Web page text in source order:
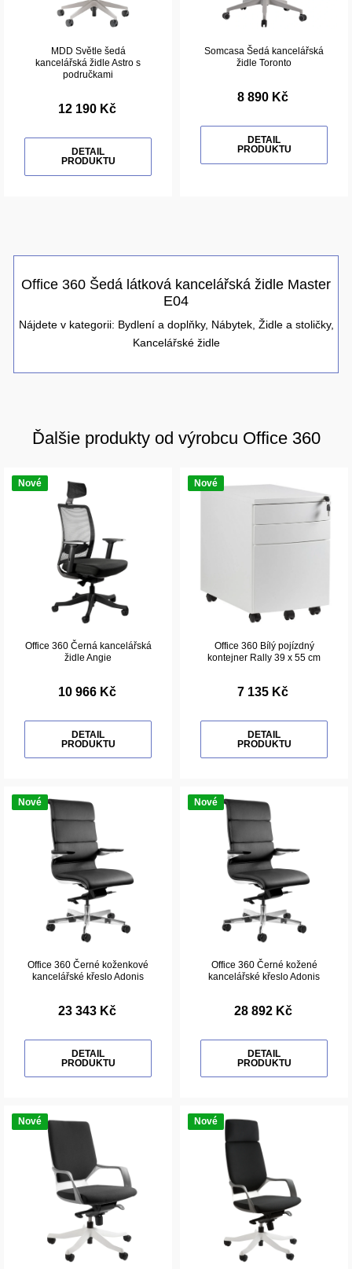
MDD Světle šedá
kancelářská židle Astro s
područkami
12 190 Kč
DETAIL
PRODUKTU
Somcasa Šedá kancelářská
židle Toronto
8 890 Kč
DETAIL
PRODUKTU
Office 360 Šedá látková kancelářská židle Master
E04
Nájdete v kategorii: Bydlení a doplňky, Nábytek, Židle a stoličky,
Kancelářské židle
Ďalšie produkty od výrobcu Office 360
Nové
Office 360 Černá kancelářská
židle Angie
10 966 Kč
DETAIL
PRODUKTU
Nové
Office 360 Bílý pojízdný
kontejner Rally 39 x 55 cm
7 135 Kč
DETAIL
PRODUKTU
Nové
Office 360 Černé koženkové
kancelářské křeslo Adonis
23 343 Kč
DETAIL
PRODUKTU
Nové
Office 360 Černé kožené
kancelářské křeslo Adonis
28 892 Kč
DETAIL
PRODUKTU
Nové Nové